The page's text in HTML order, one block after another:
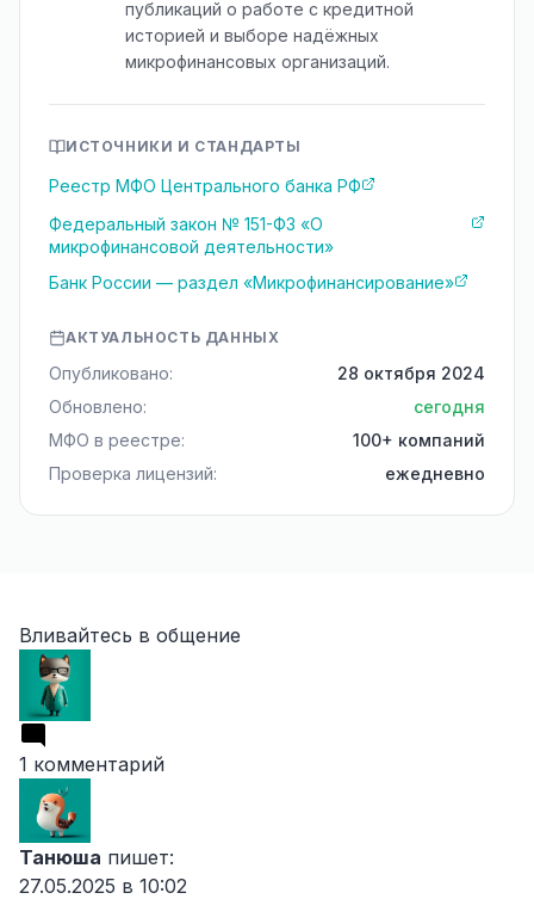
публикаций о работе с кредитной
историей и выборе надёжных
микрофинансовых организаций.
ИСТОЧНИКИ И СТАНДАРТЫ
Реестр МФО Центрального банка РФ
Федеральный закон № 151-ФЗ «О
микрофинансовой деятельности»
Банк России — раздел «Микрофинансирование»
АКТУАЛЬНОСТЬ ДАННЫХ
Опубликовано:
28 октября 2024
Обновлено:
сегодня
МФО в реестре:
100+ компаний
Проверка лицензий:
ежедневно
Вливайтесь в общение
1 комментарий
Танюша пишет:
27.05.2025 в 10:02